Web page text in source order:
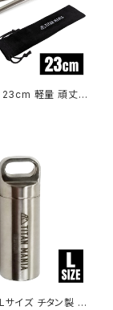
23cm 軽量 頑丈
太い 純チタン 1
火 調理器具 キャ
サイズ チタン製 超